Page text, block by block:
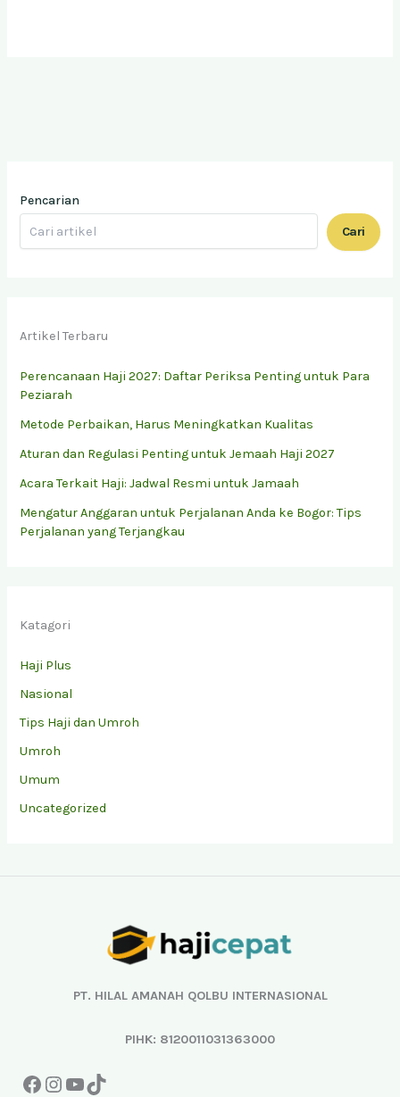
Pencarian
Cari
Artikel Terbaru
Perencanaan Haji 2027: Daftar Periksa Penting untuk Para
Peziarah
Metode Perbaikan, Harus Meningkatkan Kualitas
Aturan dan Regulasi Penting untuk Jemaah Haji 2027
Acara Terkait Haji: Jadwal Resmi untuk Jamaah
Mengatur Anggaran untuk Perjalanan Anda ke Bogor: Tips
Perjalanan yang Terjangkau
Katagori
Haji Plus
Nasional
Tips Haji dan Umroh
Umroh
Umum
Uncategorized
PT. HILAL AMANAH QOLBU INTERNASIONAL
PIHK: 8120011031363000
Instagram
YouTube
TikTok